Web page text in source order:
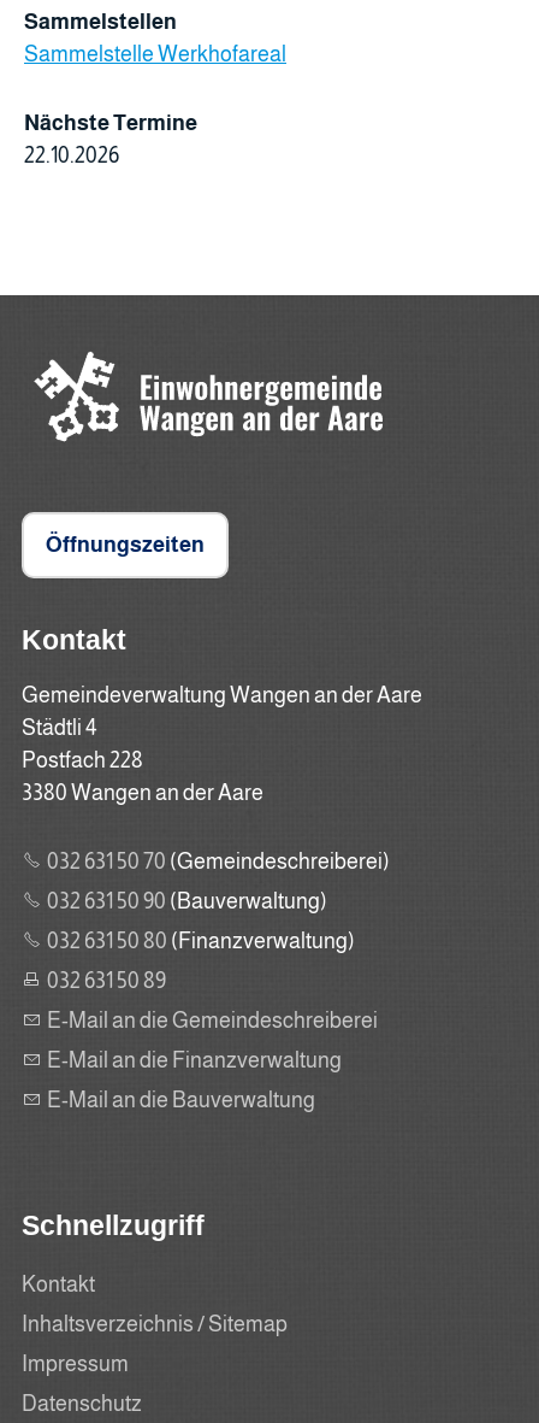
Sammelstellen
Sammelstelle Werkhofareal
Nächste Termine
22.10.2026
Öffnungszeiten
Kontakt
Gemeindeverwaltung Wangen an der Aare
Städtli 4
Postfach 228
3380 Wangen an der Aare
032 631 50 70 (Gemeindeschreiberei)
032 631 50 90 (Bauverwaltung)
032 631 50 80 (Finanzverwaltung)
032 631 50 89
E-Mail an die Gemeindeschreiberei
E-Mail an die Finanzverwaltung
E-Mail an die Bauverwaltung
Schnellzugriff
Kontakt
Inhaltsverzeichnis / Sitemap
Impressum
Datenschutz